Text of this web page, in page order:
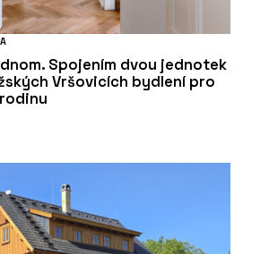
Spojením dvou jednotek
Vršovicích bydlení pro